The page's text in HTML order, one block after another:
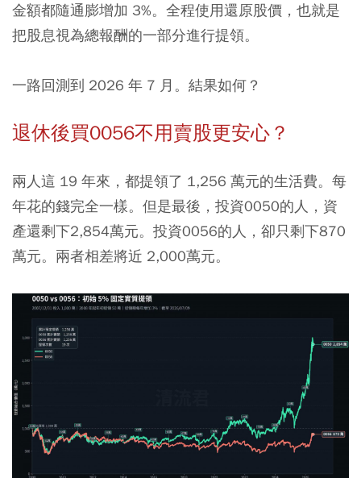
金額都隨通膨增加 3%。全程使用還原股價，也就是
把股息視為總報酬的一部分進行提領。
一路回測到 2026 年 7 月。結果如何？
退休後買0056不用賣股更安心？
兩人這 19 年來，都提領了 1,256 萬元的生活費。每
年花的錢完全一樣。但是最後，投資0050的人，資
產還剩下2,854萬元。投資0056的人，卻只剩下870
萬元。兩者相差將近 2,000萬元。